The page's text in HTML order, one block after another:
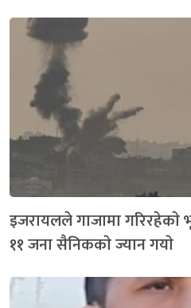
इजरायलले गाजामा
११ जना सैनिककाे ज्यान गयाे